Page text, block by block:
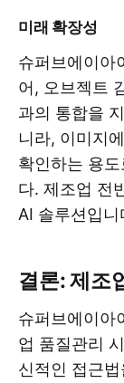
미래 확장성
슈퍼브에이아
어, 오브젝트
과의 통합을
니라, 이미지
확인하는 용
다. 제조업 전
AI 솔루션입니
결론: 제조
슈퍼브에이아
업 품질관리
신적인 접근